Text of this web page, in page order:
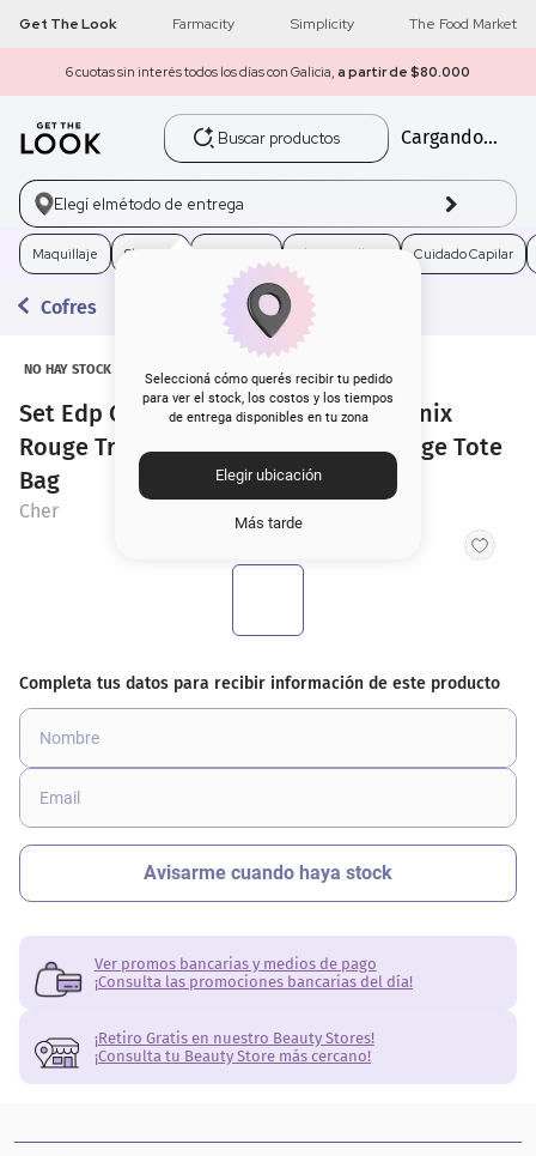
Get The Look Farmacity Simplicity The Food Market
6 cuotas sin interés todos los días con Galicia, a partir de $80.000
Buscar productos
Cargando...
Elegí elmétodo de entrega
Seleccioná cómo querés recibir tu pedido
para ver el stock, los costos y los tiempos
de entrega disponibles en tu zona
Elegir ubicación
Más tarde
Maquillaje Skincare Electro Belleza Cuidado Capilar
Cofres
NO HAY STOCK
Set Edp Cher Onyx Rouge x 50 ml + Onix
Rouge Travel Size x 20 ml + Onyx Rouge Tote
Bag
Cher
Ver promos bancarias y medios de pago
¡Consulta las promociones bancarias del día!
¡Retiro Gratis en nuestro Beauty Stores!
¡Consulta tu Beauty Store más cercano!
1 get the look
2 máscara pestañas
brochas
4. loreal
5. corrector
6. rubor
7. base